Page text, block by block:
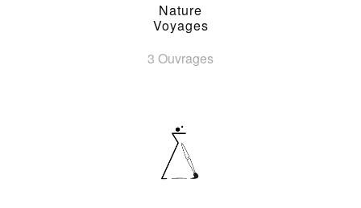
Nature
Voyages
3 Ouvrages